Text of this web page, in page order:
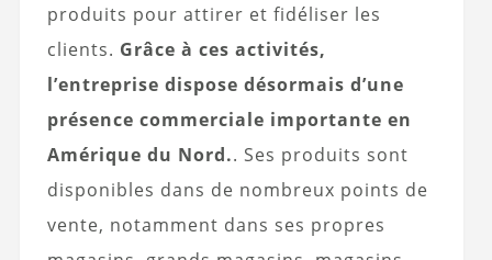
produits pour attirer et fidéliser les
clients. Grâce à ces activités,
l’entreprise dispose désormais d’une
présence commerciale importante en
Amérique du Nord.. Ses produits sont
disponibles dans de nombreux points de
vente, notamment dans ses propres